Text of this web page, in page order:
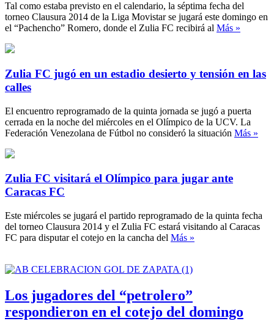
Tal como estaba previsto en el calendario, la séptima fecha del
torneo Clausura 2014 de la Liga Movistar se jugará este domingo en
el “Pachencho” Romero, donde el Zulia FC recibirá al Más »
Zulia FC jugó en un estadio desierto y tensión en las
calles
El encuentro reprogramado de la quinta jornada se jugó a puerta
cerrada en la noche del miércoles en el Olímpico de la UCV. La
Federación Venezolana de Fútbol no consideró la situación Más »
Zulia FC visitará el Olímpico para jugar ante
Caracas FC
Este miércoles se jugará el partido reprogramado de la quinta fecha
del torneo Clausura 2014 y el Zulia FC estará visitando al Caracas
FC para disputar el cotejo en la cancha del Más »
Los jugadores del “petrolero”
respondieron en el cotejo del domingo